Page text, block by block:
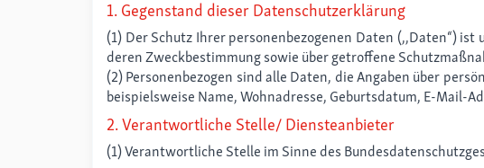
1. Gegenstand dieser Datenschutzerklärung
(1) Der Schutz Ihrer personenbezogenen Daten (,,Daten“)
deren Zweckbestimmung sowie über getroffene
(2) Personenbezogen sind alle Daten, die Angaben über
beispielsweise Name, Wohnadresse, Geburtsdatum, E-Mail-
2. Verantwortliche Stelle/ Diensteanbieter
(1) Verantwortliche Stelle im Sinne des